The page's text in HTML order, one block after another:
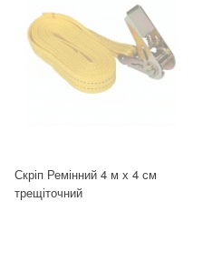
Скріп Ремінний 4 м х 4 см
трещіточний